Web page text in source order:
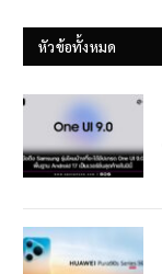
หัวข้อทั้งหมด